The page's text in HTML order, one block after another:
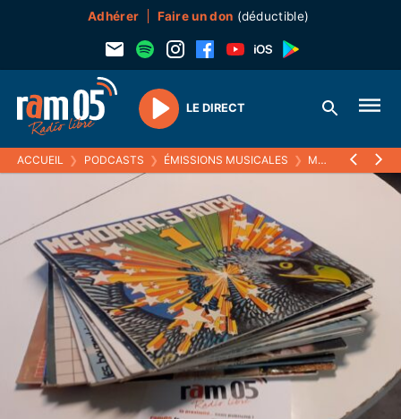
Adhérer Faire un don (déductible)
Play
LE DIRECT
ACCUEIL ❯ PODCASTS ❯ ÉMISSIONS MUSICALES ❯ MELTIN' PAT ❯